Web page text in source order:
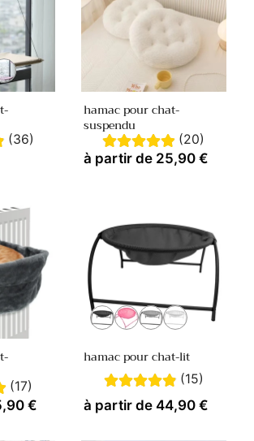
(36)
hamac pour chat-
suspendu
(20)
Prix
habituel
à partir de 25,90 €
(17)
€
Variante
épuisée
indisponible
Variante
épuisée
indisponible
Variante
épuisée
indisponible
Variante
épuisée
indisponible
hamac pour chat-lit
(15)
Prix
habituel
à partir de 44,90 €